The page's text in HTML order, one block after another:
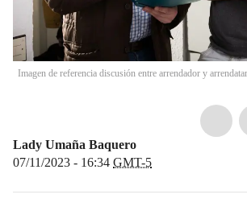
Imagen de referencia discusión entre arrendador y
Lady Umaña Baquero
07/11/2023 - 16:34 GMT-5